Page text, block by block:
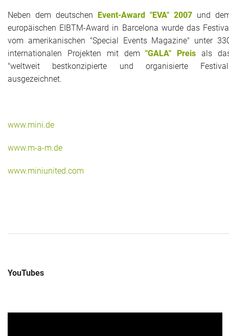
Neben dem deutschen Event-Award "EVA" 2007 und
europäischen EIBTM-Award in Barcelona wurde das
vom amerikanischen "Special Events Magazine" unter
internationalen Projekten mit dem"GALA" Preis als
"weltweit bestkonzipierte und organisierte
ausgezeichnet.
www.mini.de
www.m-a-m.de
www.miniunited.com
YouTubes